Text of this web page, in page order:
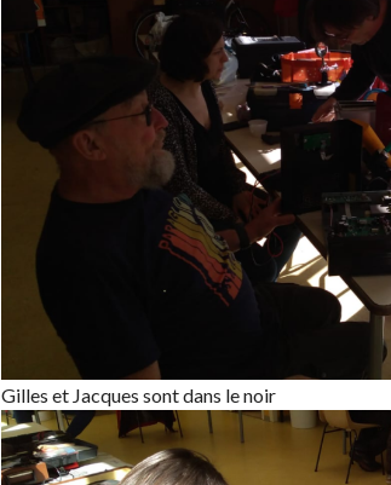
Gilles et Jacques sont dans le noir